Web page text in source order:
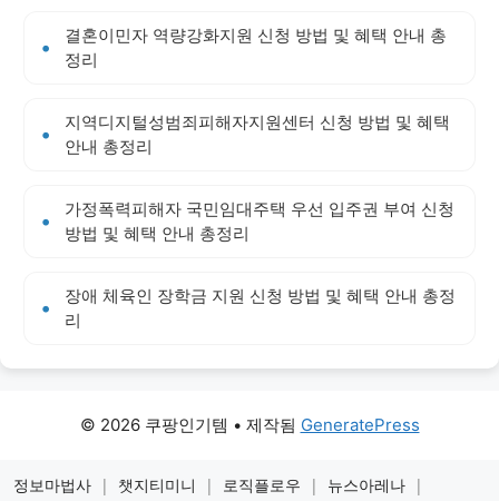
결혼이민자 역량강화지원 신청 방법 및 혜택 안내 총
정리
지역디지털성범죄피해자지원센터 신청 방법 및 혜택
안내 총정리
가정폭력피해자 국민임대주택 우선 입주권 부여 신청
방법 및 혜택 안내 총정리
장애 체육인 장학금 지원 신청 방법 및 혜택 안내 총정
리
© 2026 쿠팡인기템 • 제작됨 GeneratePress
정보마법사 | 챗지티미니 | 로직플로우 | 뉴스아레나 |